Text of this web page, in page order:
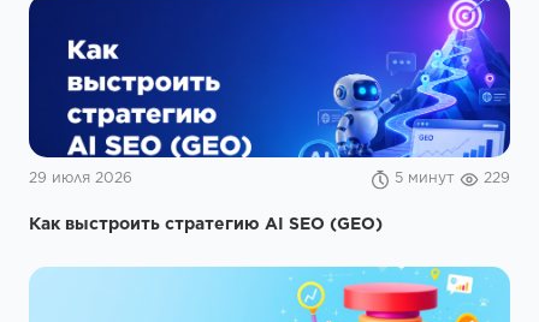
29 июля 2026 5 минут 229
Как выстроить стратегию AI SEO (GEO)